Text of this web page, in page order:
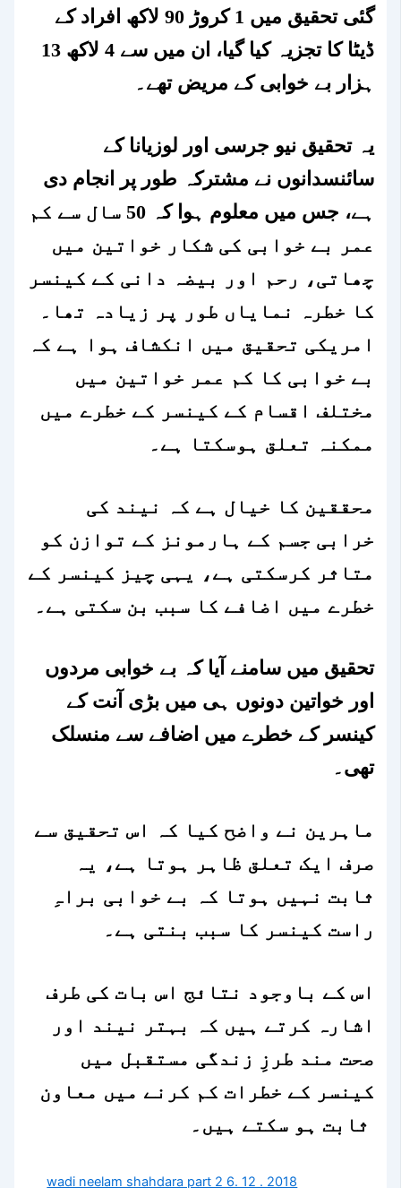
گئی تحقیق میں 1 کروڑ 90 لاکھ افراد کے
ڈیٹا کا تجزیہ کیا گیا، ان میں سے 4 لاکھ 13
ہزار بے خوابی کے مریض تھے۔
یہ تحقیق نیو جرسی اور لوزیانا کے
سائنسدانوں نے مشترکہ طور پر انجام دی
ہے، جس میں معلوم ہوا کہ 50 سال سے کم
عمر بے خوابی کی شکار خواتین میں
چھاتی، رحم اور بیضہ دانی کے کینسر
کا خطرہ نمایاں طور پر زیادہ تھا۔
امریکی تحقیق میں انکشاف ہوا ہے کہ
بے خوابی کا کم عمر خواتین میں
مختلف اقسام کے کینسر کے خطرے میں
ممکنہ تعلق ہوسکتا ہے۔
محققین کا خیال ہے کہ نیند کی
خرابی جسم کے ہارمونز کے توازن کو
متاثر کرسکتی ہے، یہی چیز کینسر کے
خطرے میں اضافے کا سبب بن سکتی ہے۔
تحقیق میں سامنے آیا کہ بے خوابی مردوں
اور خواتین دونوں ہی میں بڑی آنت کے
کینسر کے خطرے میں اضافے سے منسلک
تھی۔
ماہرین نے واضح کیا کہ اس تحقیق سے
صرف ایک تعلق ظاہر ہوتا ہے، یہ
ثابت نہیں ہوتا کہ بے خوابی براہِ
راست کینسر کا سبب بنتی ہے۔
اس کے باوجود نتائج اس بات کی طرف
اشارہ کرتے ہیں کہ بہتر نیند اور
صحت مند طرزِ زندگی مستقبل میں
کینسر کے خطرات کم کرنے میں معاون
wadi neelam shahdara part 2 6. 12 . 2018